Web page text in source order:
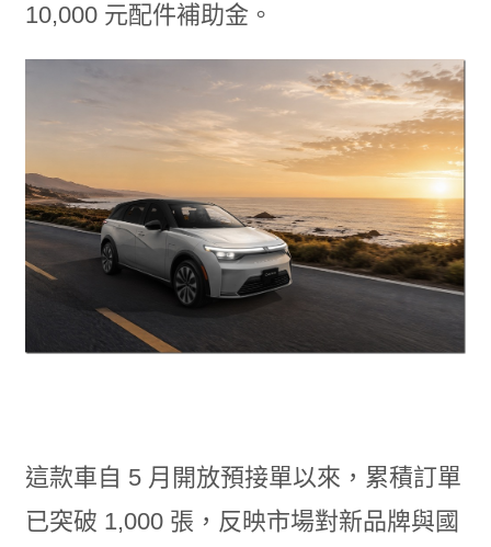
10,000 元配件補助金。
這款車自 5 月開放預接單以來，累積訂單
已突破 1,000 張，反映市場對新品牌與國